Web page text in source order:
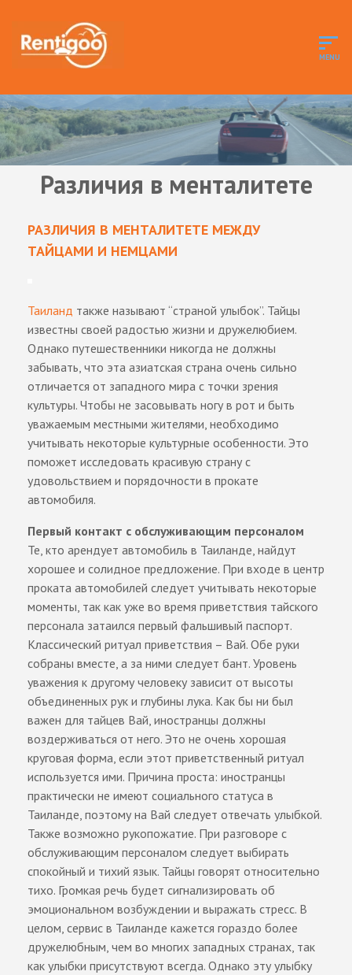
Различия в менталитете
РАЗЛИЧИЯ В МЕНТАЛИТЕТЕ МЕЖДУ
ТАЙЦАМИ И НЕМЦАМИ
Таиланд также называют “страной улыбок”. Тайцы
известны своей радостью жизни и дружелюбием.
Однако путешественники никогда не должны
забывать, что эта азиатская страна очень сильно
отличается от западного мира с точки зрения
культуры. Чтобы не засовывать ногу в рот и быть
уважаемым местными жителями, необходимо
учитывать некоторые культурные особенности. Это
поможет исследовать красивую страну с
удовольствием и порядочности в прокате
автомобиля.
Первый контакт с обслуживающим персоналом
Те, кто арендует автомобиль в Таиланде, найдут
хорошее и солидное предложение. При входе в центр
проката автомобилей следует учитывать некоторые
моменты, так как уже во время приветствия тайского
персонала затаился первый фальшивый паспорт.
Классический ритуал приветствия – Вай. Обе руки
собраны вместе, а за ними следует бант. Уровень
уважения к другому человеку зависит от высоты
объединенных рук и глубины лука. Как бы ни был
важен для тайцев Вай, иностранцы должны
воздерживаться от него. Это не очень хорошая
круговая форма, если этот приветственный ритуал
используется ими. Причина проста: иностранцы
практически не имеют социального статуса в
Таиланде, поэтому на Вай следует отвечать улыбкой.
Также возможно рукопожатие. При разговоре с
обслуживающим персоналом следует выбирать
спокойный и тихий язык. Тайцы говорят относительно
тихо. Громкая речь будет сигнализировать об
эмоциональном возбуждении и выражать стресс. В
целом, сервис в Таиланде кажется гораздо более
дружелюбным, чем во многих западных странах, так
как улыбки присутствуют всегда. Однако эту улыбку